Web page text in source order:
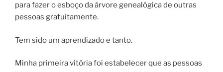
para fazer o esboço da árvore genealógica de outras
pessoas gratuitamente.
Tem sido um aprendizado e tanto.
Minha primeira vitória foi estabelecer que as pessoas